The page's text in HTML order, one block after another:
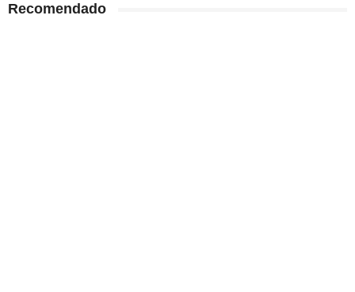
Recomendado